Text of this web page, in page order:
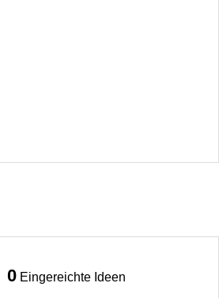
0 Eingereichte Ideen